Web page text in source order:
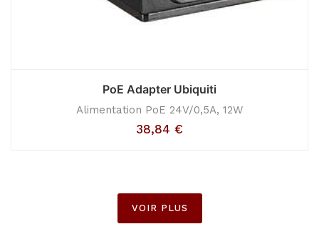
PoE Adapter Ubiquiti
Alimentation PoE 24V/0,5A, 12W
38,84 €
VOIR PLUS